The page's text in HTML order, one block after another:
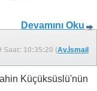
Devamını Oku
Saat: 10:35:20 (Av.İsmail
Küçüksüslü'nün